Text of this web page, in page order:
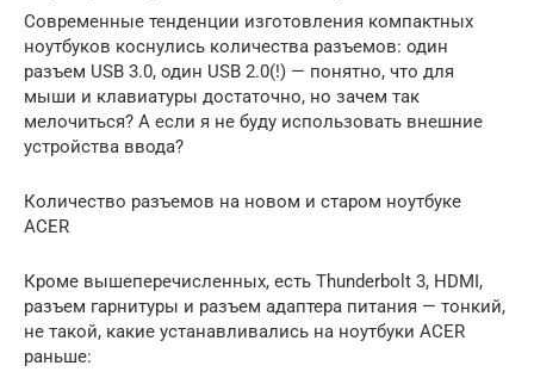
Современные тенденции изготовления компактных
ноутбуков коснулись количества разъемов: один
разъем USB 3.0, один USB 2.0(!) — понятно, что для
мыши и клавиатуры достаточно, но зачем так
мелочиться? А если я не буду использовать внешние
устройства ввода?
Количество разъемов на новом и старом ноутбуке
ACER
Кроме вышеперечисленных, есть Thunderbolt 3, HDMI,
разъем гарнитуры и разъем адаптера питания — тонкий,
не такой, какие устанавливались на ноутбуки ACER
раньше: